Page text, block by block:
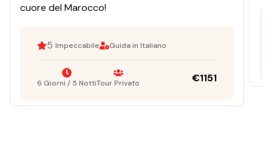
cuore del Marocco!
5 Impeccabile Guida in Italiano
6 Giorni / 5 NottiTour Privato €1151